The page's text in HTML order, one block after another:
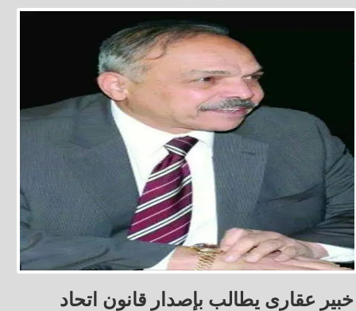
خبير عقارى يطالب بإصدار قانون اتحاد